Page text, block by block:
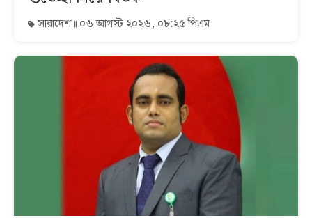
সারাদেশ ০৬ আগস্ট ২০২৬, ০৮:২৫ পিএম